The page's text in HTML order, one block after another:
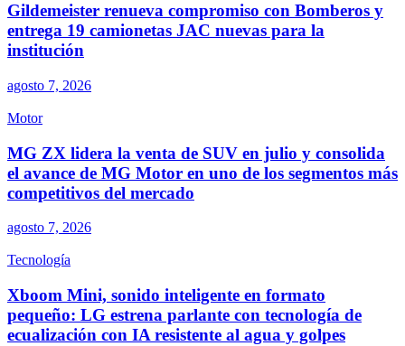
Gildemeister renueva compromiso con Bomberos y
entrega 19 camionetas JAC nuevas para la
institución
agosto 7, 2026
Motor
MG ZX lidera la venta de SUV en julio y consolida
el avance de MG Motor en uno de los segmentos más
competitivos del mercado
agosto 7, 2026
Tecnología
Xboom Mini, sonido inteligente en formato
pequeño: LG estrena parlante con tecnología de
ecualización con IA resistente al agua y golpes